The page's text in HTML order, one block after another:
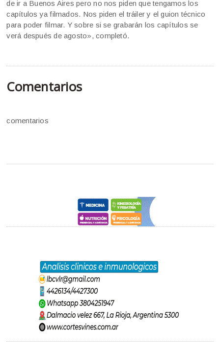
de ir a Buenos Aires pero no nos piden que tengamos los
capítulos ya filmados. Nos piden el tráiler y el guion técnico
para poder filmar. Y sobre si se grabarán los capítulos se
verá después de agosto», completó.
Comentarios
comentarios